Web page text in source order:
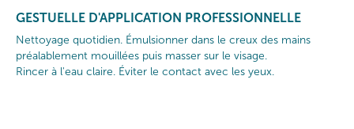
GESTUELLE D'APPLICATION PROFESSIONNELLE
Nettoyage quotidien. Émulsionner dans le creux des mains
préalablement mouillées puis masser sur le visage.
Rincer à l'eau claire. Éviter le contact avec les yeux.